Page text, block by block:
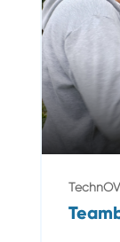
TechnOV